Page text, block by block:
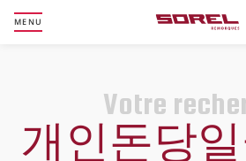
MENU
개인돈당
Votre